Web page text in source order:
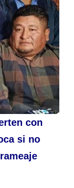
con
si no